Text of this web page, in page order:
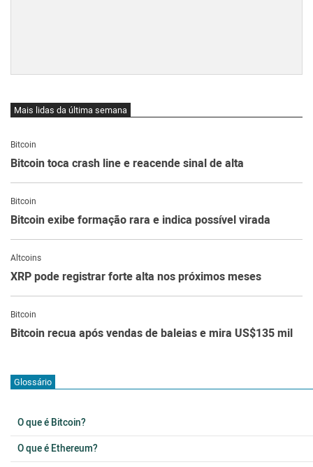
Mais lidas da última semana
Bitcoin
Bitcoin toca crash line e reacende sinal de alta
Bitcoin
Bitcoin exibe formação rara e indica possível virada
Altcoins
XRP pode registrar forte alta nos próximos meses
Bitcoin
Bitcoin recua após vendas de baleias e mira US$135 mil
Glossário
O que é Bitcoin?
O que é Ethereum?